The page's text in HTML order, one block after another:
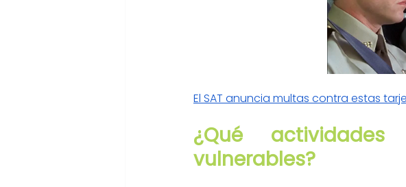
El SAT anuncia multas contra estas
¿Qué
vulnerables?